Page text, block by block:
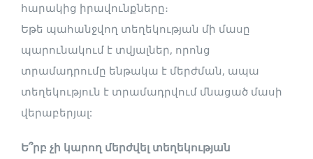
հարակից իրավունքները։
Եթե պահանջվող տեղեկության մի մասը
պարունակում է տվյալներ, որոնց
տրամադրումը ենթակա է մերժման, ապա
տեղեկություն է տրամադրվում մնացած մասի
վերաբերյալ:
Ե՞րբ չի կարող մերժվել տեղեկության